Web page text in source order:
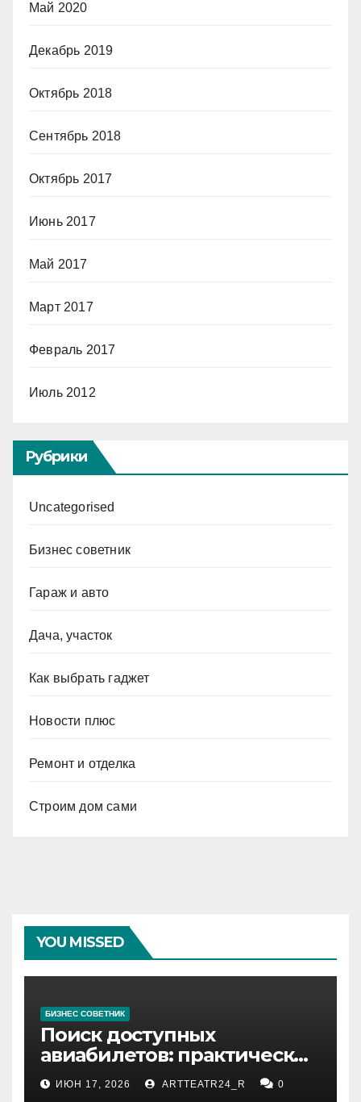
Май 2020
Декабрь 2019
Октябрь 2018
Сентябрь 2018
Октябрь 2017
Июнь 2017
Май 2017
Март 2017
Февраль 2017
Июль 2012
Рубрики
Uncategorised
Бизнес советник
Гараж и авто
Дача, участок
Как выбрать гаджет
Новости плюс
Ремонт и отделка
Строим дом сами
YOU MISSED
БИЗНЕС СОВЕТНИК
Поиск доступных
авиабилетов: практические
рекомендации
ИЮН 17, 2026 ARTTEATR24_R 0